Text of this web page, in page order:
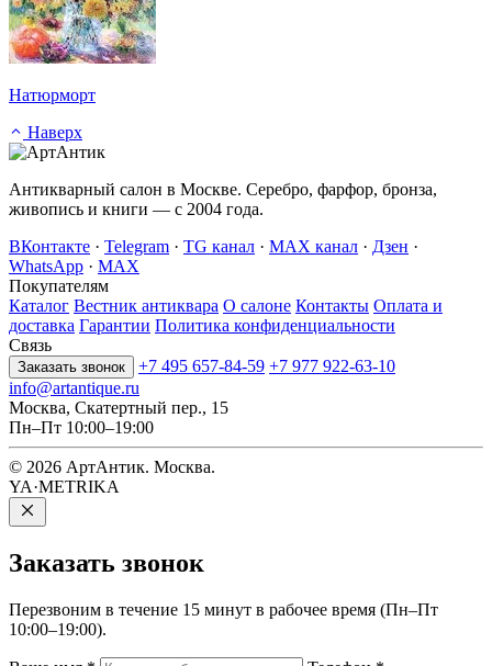
Натюрморт
Наверх
Антикварный салон в Москве. Серебро, фарфор, бронза,
живопись и книги — с 2004 года.
ВКонтакте · Telegram · TG канал · MAX канал · Дзен ·
WhatsApp · MAX
Покупателям
Каталог Вестник антиквара О салоне Контакты Оплата и
доставка Гарантии Политика конфиденциальности
Связь
Заказать звонок +7 495 657-84-59 +7 977 922-63-10
info@artantique.ru
Москва, Скатертный пер., 15
Пн–Пт 10:00–19:00
© 2026 АртАнтик. Москва.
YA·METRIKA
Заказать звонок
Перезвоним в течение 15 минут в рабочее время (Пн–Пт
10:00–19:00).